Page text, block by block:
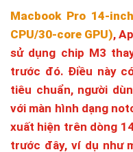
Macbook Pro 14-
CPU/30-core GPU),
sử dụng chip M3
trước đó. Điều này
tiêu chuẩn, người
với màn hình dạng
xuất hiện trên dòng
trước đây, ví dụ như